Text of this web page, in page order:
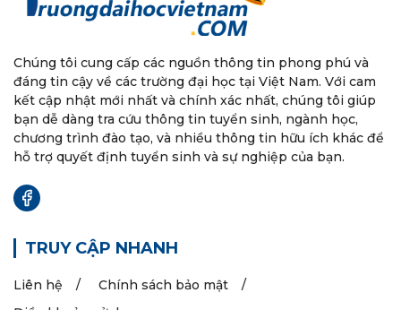
Chúng tôi cung cấp các nguồn thông tin phong phú và
đáng tin cậy về các trường đại học tại Việt Nam. Với cam
kết cập nhật mới nhất và chính xác nhất, chúng tôi giúp
bạn dễ dàng tra cứu thông tin tuyển sinh, ngành học,
chương trình đào tạo, và nhiều thông tin hữu ích khác để
hỗ trợ quyết định tuyển sinh và sự nghiệp của bạn.
TRUY CẬP NHANH
Liên hệ
Chính sách bảo mật